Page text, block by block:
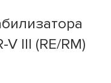
III (RE/RM)